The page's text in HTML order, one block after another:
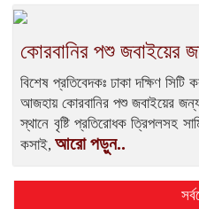
কোরবানির পশু জবাইয়ের
বিশেষ প্রতিবেদকঃ ঢাকা দক্ষিণ
আজহায় কোরবানির পশু জবাইয়ের
স্থানে বৃষ্টি প্রতিরোধক ত্রিপলসহ
কসাই, আরো পড়ুন..